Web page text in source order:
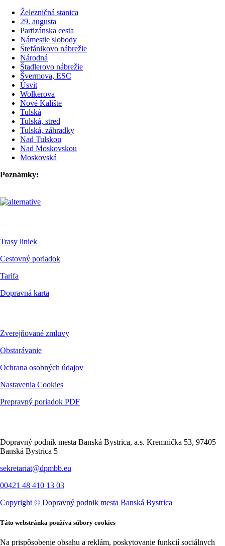
Železničná stanica
29. augusta
Partizánska cesta
Námestie slobody
Štefánikovo nábrežie
Národná
Štadlerovo nábrežie
Švermova, ESC
Úsvit
Wolkerova
Nové Kalište
Tulská
Tulská, stred
Tulská, záhradky
Nad Tulskou
Nad Moskovskou
Moskovská
Poznámky:
Trasy liniek
Cestovný poriadok
Tarifa
Dopravná karta
Zverejňované zmluvy
Obstarávanie
Ochrana osobných údajov
Nastavenia Cookies
Prepravný poriadok PDF
Dopravný podnik mesta Banská Bystrica, a.s. Kremnička 53, 97405
Banská Bystrica 5
sekretariat@dpmbb.eu
00421 48 410 13 03
Copyright © Dopravný podnik mesta Banská Bystrica
Táto webstránka používa súbory cookies
Na prispôsobenie obsahu a reklám, poskytovanie funkcií sociálnych